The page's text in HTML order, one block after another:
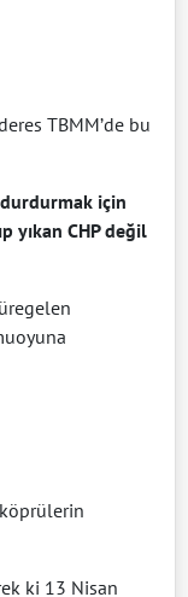
TBMM’de bu
için
yıkan CHP değil
ki 13 Nisan